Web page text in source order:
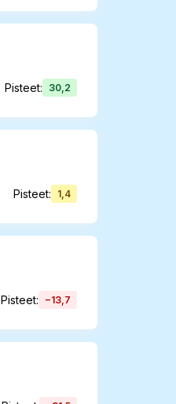
Pisteet: 30,2
Pisteet: 1,4
Pisteet: −13,7